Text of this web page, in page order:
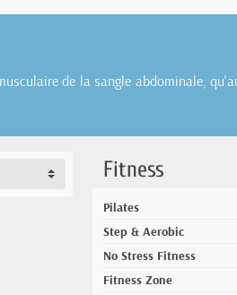
de la sangle abdominale,
Fitness
Pilates
Step & Aerobic
No Stress Fitness
Fitness Zone